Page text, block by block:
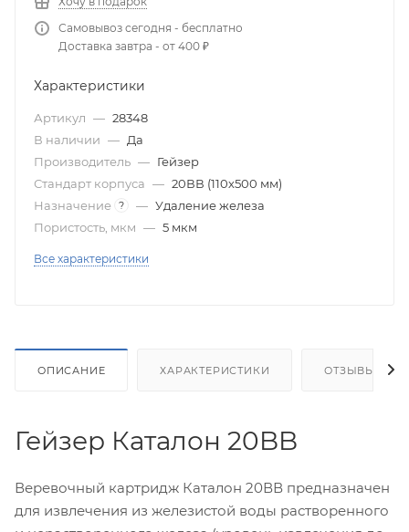
Самовывоз сегодня - бесплатно
Доставка завтра - от 400 ₽
Характеристики
Артикул — 28348
В наличии — Да
Производитель — Гейзер
Стандарт корпуса — 20ВВ (110х500 мм)
Назначение ? — Удаление железа
Пористость, мкм — 5 мкм
Все характеристики
ОПИСАНИЕ ХАРАКТЕРИСТИКИ ОТЗЫВЫ
Гейзер Каталон 20BB
Веревочный картридж Каталон 20ВВ предназначен
для извлечения из железистой воды растворенного